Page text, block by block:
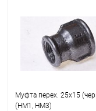
Муфта перех. 25х15
(НМ1, НМ3)